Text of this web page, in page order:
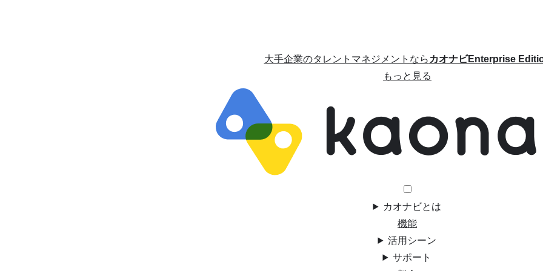
大手企業のタレントマネジメントならカオナビEnterprise
もっと見る
カオナビとは
機能
活用シーン
サポート